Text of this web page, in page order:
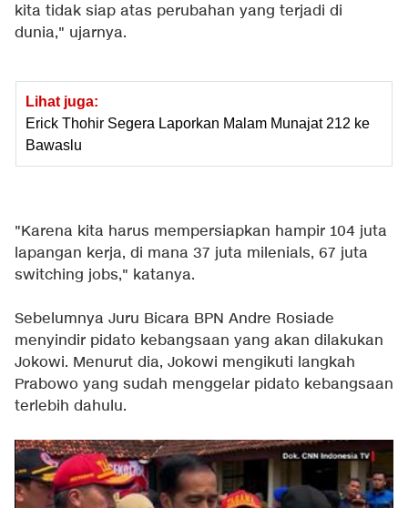
kita tidak siap atas perubahan yang terjadi di
dunia," ujarnya.
Lihat juga:
Erick Thohir Segera Laporkan Malam Munajat 212 ke
Bawaslu
"Karena kita harus mempersiapkan hampir 104 juta
lapangan kerja, di mana 37 juta milenials, 67 juta
switching jobs," katanya.
Sebelumnya Juru Bicara BPN Andre Rosiade
menyindir pidato kebangsaan yang akan dilakukan
Jokowi. Menurut dia, Jokowi mengikuti langkah
Prabowo yang sudah menggelar pidato kebangsaan
terlebih dahulu.